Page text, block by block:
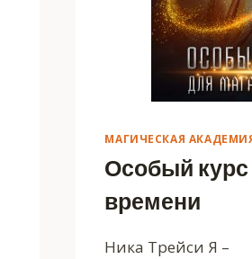
МАГИЧЕСКАЯ
Особый
времени
Ника Трейси Я –